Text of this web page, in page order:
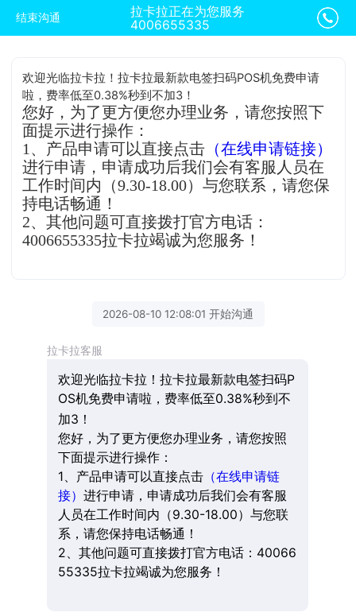
结束沟通
拉卡拉正在为您服务
4006655335
欢迎光临拉卡拉！拉卡拉最新款电签扫码POS机免费申请
啦，费率低至0.38%秒到不加3！
您好，为了更方便您办理业务，请您按照下
面提示进行操作：
1、产品申请可以直接点击 （在线申请链接）
进行申请，申请成功后我们会有客服人员在
工作时间内（9.30-18.00）与您联系，请您保
持电话畅通！
2、其他问题可直接拨打官方电话：
4006655335拉卡拉竭诚为您服务！
2026-08-10 12:08:01 开始沟通
拉卡拉客服
欢迎光临拉卡拉！拉卡拉最新款电签扫码P
OS机免费申请啦，费率低至0.38%秒到不
加3！
您好，为了更方便您办理业务，请您按照
下面提示进行操作：
1、产品申请可以直接点击（在线申请链
接） 进行申请，申请成功后我们会有客服
人员在工作时间内（9.30-18.00）与您联
系，请您保持电话畅通！
2、其他问题可直接拨打官方电话：40066
55335拉卡拉竭诚为您服务！